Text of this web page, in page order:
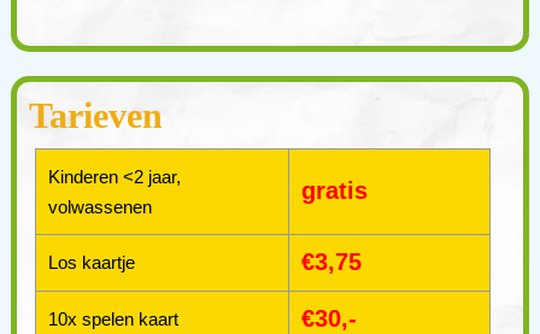
Tarieven
Kinderen <2 jaar,
volwassenen
gratis
Los kaartje €3,75
10x spelen kaart €30,-